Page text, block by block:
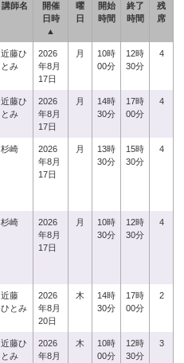
講師名
開催
日時
▲
曜
日
開始
時間
終了
時間
残
席
近藤ひ
とみ
2026
年8月
17日
月
10時
00分
12時
30分
4
近藤ひ
とみ
2026
年8月
17日
月
14時
30分
17時
00分
4
杉崎
2026
年8月
17日
月
13時
30分
15時
30分
4
杉崎
2026
年8月
17日
月
10時
30分
12時
30分
4
近藤
ひとみ
2026
年8月
20日
木
14時
30分
17時
00分
2
近藤ひ
とみ
2026
年8月
木
10時
00分
12時
30分
3